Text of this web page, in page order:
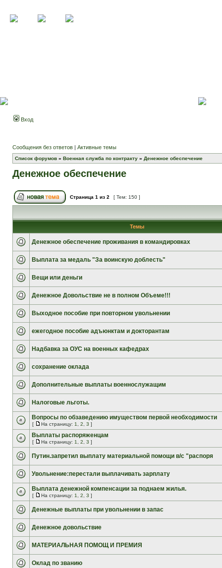
Вход
Сообщения без ответов | Активные темы
Список форумов » Военная служба по контракту » Денежное обеспечение
Денежное обеспечение
Страница 1 из 2 [ Тем: 150 ]
Темы
Денежное обеспечение проживания в командировках
Выплата за медаль "За воинскую доблесть"
Вещи или деньги
Денежное Довольствие не в полном Объеме!!!
Выходное пособие при повторном увольнении
ежегодное пособие адъюнктам и докторантам
Надбавка за ОУС на военных кафедрах
сохранение оклада
Дополнительные выплаты военнослужащим
Налоговые льготы.
Вопросы по обзаведению имуществом первой необходимости
[ На страницу: 1 2 3 ]
Выплаты распоряженцам
[ На страницу: 1 2 3 ]
Путин.запретил выплату материальной помощи в/с "распоря
Увольнение:перестали выплачивать зарплату
Выплата денежной компенсации за поднаем жилья.
[ На страницу: 1 2 3 ]
Денежные выплаты при увольнении в запас
Денежное довольствие
МАТЕРИАЛЬНАЯ ПОМОЩ И ПРЕМИЯ
Оклад по званию